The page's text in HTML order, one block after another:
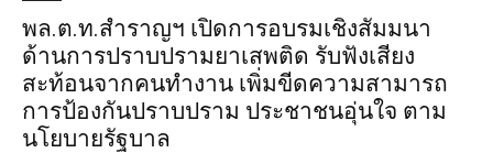
พล.ต.ท.สำราญฯ เปิดการอบรมเชิงสัมมนา
ด้านการปราบปรามยาเสพติด รับฟังเสียง
สะท้อนจากคนทำงาน เพิ่มขีดความสามารถ
การป้องกันปราบปราม ประชาชนอุ่นใจ ตาม
นโยบายรัฐบาล